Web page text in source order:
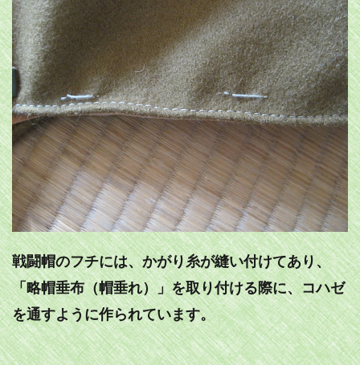
戦闘帽のフチには、かがり糸が縫い付けてあり、
「略帽垂布（帽垂れ）」を取り付ける際に、コハゼ
を通すように作られています。